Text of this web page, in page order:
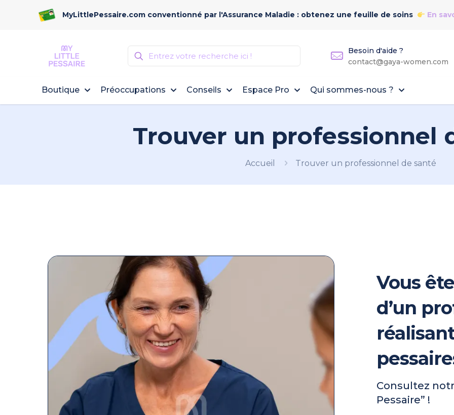
MyLittlePessaire.com conventionné par l'Assurance Maladie : obtenez une feuille de soins En
Besoin d'aide ?
contact@gaya-women.com
Boutique Préoccupations Conseils Espace Pro Qui sommes-nous ?
Trouver un professionnel
Accueil Trouver un professionnel de santé
Vous
d’un
Consultez
Pessaire” !